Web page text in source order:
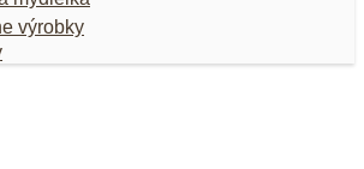
výrobky